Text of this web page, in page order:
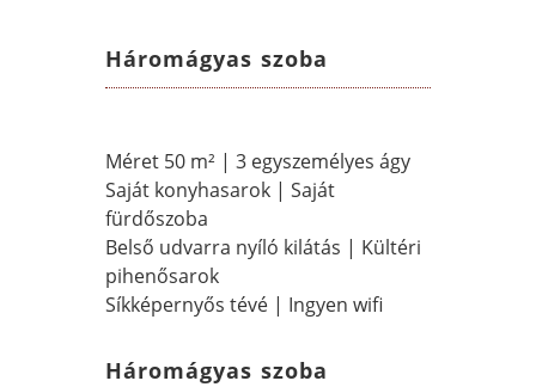
Háromágyas szoba
Méret 50 m² | 3 egyszemélyes ágy
Saját konyhasarok | Saját
fürdőszoba
Belső udvarra nyíló kilátás | Kültéri
pihenősarok
Síkképernyős tévé | Ingyen wifi
Háromágyas szoba